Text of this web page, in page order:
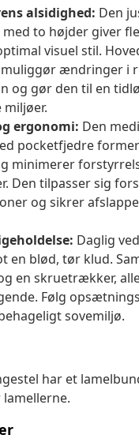
alsidighed: Den
med to højder giver
visuel stil.
ændringer i
og gør den til en
ergonomi: Den
pocketfjedre
minimerer
Den tilpasser sig
og sikrer
Daglig
en blød, tør klud.
en skruetrækker,
Følg
sovemiljø.
har et